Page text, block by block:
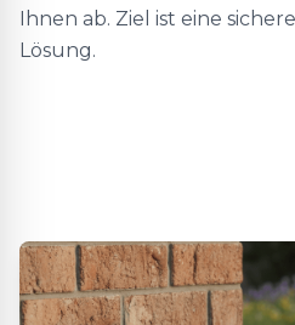
Ihnen ab. Ziel ist eine
Lösung.